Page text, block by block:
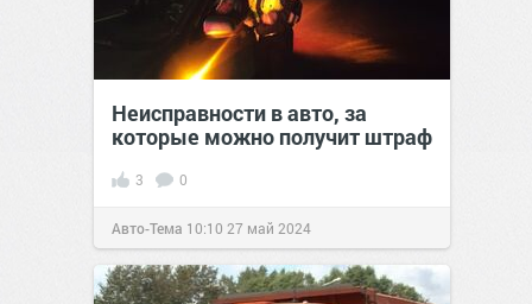
Неисправности в авто, за
которые можно получит штраф
3 0
Авто-Тема 10:10 27 май 2024